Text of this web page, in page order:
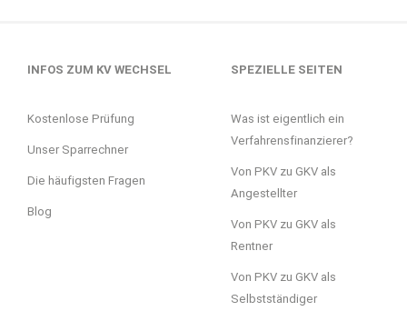
INFOS ZUM KV WECHSEL
Kostenlose Prüfung
Unser Sparrechner
Die häufigsten Fragen
Blog
SPEZIELLE SEITEN
Was ist eigentlich ein
Verfahrensfinanzierer?
Von PKV zu GKV als
Angestellter
Von PKV zu GKV als
Rentner
Von PKV zu GKV als
Selbstständiger